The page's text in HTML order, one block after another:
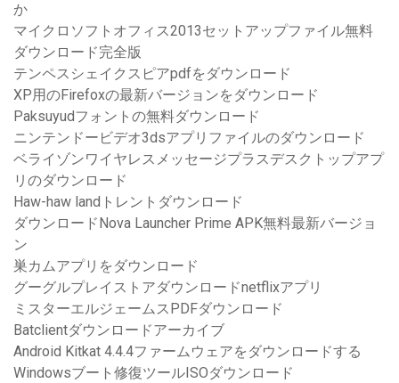
か
マイクロソフトオフィス2013セットアップファイル無料
ダウンロード完全版
テンペスシェイクスピアpdfをダウンロード
XP用のFirefoxの最新バージョンをダウンロード
Paksuyudフォントの無料ダウンロード
ニンテンドービデオ3dsアプリファイルのダウンロード
ベライゾンワイヤレスメッセージプラスデスクトップアプ
リのダウンロード
Haw-haw landトレントダウンロード
ダウンロードNova Launcher Prime APK無料最新バージョ
ン
巣カムアプリをダウンロード
グーグルプレイストアダウンロードnetflixアプリ
ミスターエルジェームスPDFダウンロード
Batclientダウンロードアーカイブ
Android Kitkat 4.4.4ファームウェアをダウンロードする
Windowsブート修復ツールISOダウンロード